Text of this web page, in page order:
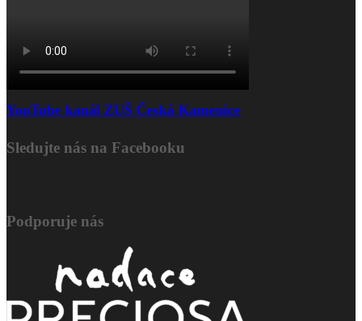
YouTube kanál ZUŠ Česká Kamenice
Sledujte nás na Facebooku
Podporuje nás